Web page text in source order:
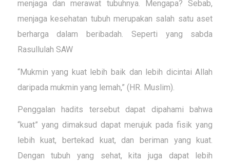
menjaga dan merawat tubuhnya. Mengapa? Sebab,
menjaga kesehatan tubuh merupakan salah satu aset
berharga dalam beribadah. Seperti yang sabda
Rasullulah SAW
“Mukmin yang kuat lebih baik dan lebih dicintai Allah
daripada mukmin yang lemah,” (HR. Muslim).
Penggalan hadits tersebut dapat dipahami bahwa
“kuat” yang dimaksud dapat merujuk pada fisik yang
lebih kuat, bertekad kuat, dan beriman yang kuat.
Dengan tubuh yang sehat, kita juga dapat lebih